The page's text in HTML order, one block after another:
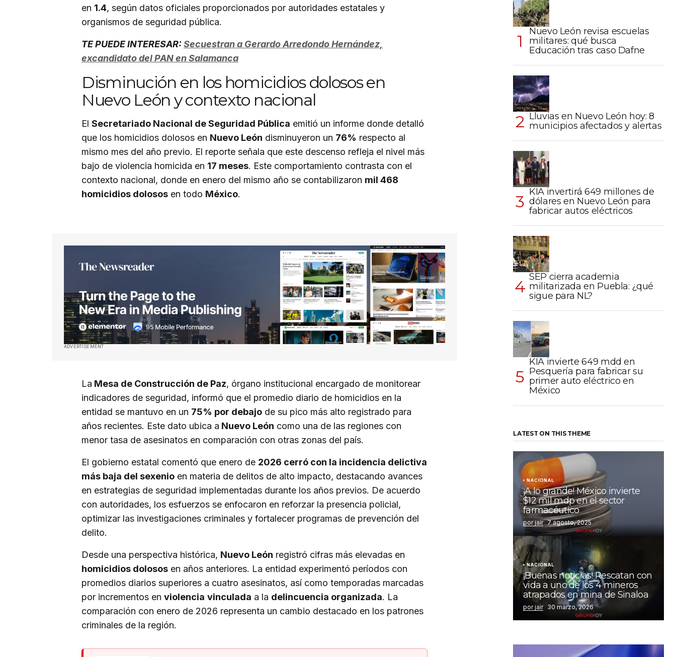
en 1.4, según datos oficiales proporcionados por autoridades estatales y
organismos de seguridad pública.
TE PUEDE INTERESAR:Secuestran a Gerardo Arredondo Hernández,
excandidato del PAN en Salamanca
Disminución en los homicidios dolosos en
Nuevo León y contexto nacional
El Secretariado Nacional de Seguridad Pública emitió un informe donde detalló
que los homicidios dolosos en Nuevo León disminuyeron un 76% respecto al
mismo mes del año previo. El reporte señala que este descenso refleja el nivel más
bajo de violencia homicida en 17 meses. Este comportamiento contrasta con el
contexto nacional, donde en enero del mismo año se contabilizaron mil 468
homicidios dolosos en todo México.
ADVERTISEMENT
La Mesa de Construcción de Paz, órgano institucional encargado de monitorear
indicadores de seguridad, informó que el promedio diario de homicidios en la
entidad se mantuvo en un 75% por debajo de su pico más alto registrado para
años recientes. Este dato ubica a Nuevo León como una de las regiones con
menor tasa de asesinatos en comparación con otras zonas del país.
El gobierno estatal comentó que enero de 2026 cerró con la incidencia delictiva
más baja del sexenio en materia de delitos de alto impacto, destacando avances
en estrategias de seguridad implementadas durante los años previos. De acuerdo
con autoridades, los esfuerzos se enfocaron en reforzar la presencia policial,
optimizar las investigaciones criminales y fortalecer programas de prevención del
delito.
Desde una perspectiva histórica, Nuevo León registró cifras más elevadas en
homicidios dolosos en años anteriores. La entidad experimentó períodos con
promedios diarios superiores a cuatro asesinatos, así como temporadas marcadas
por incrementos en violencia vinculada a la delincuencia organizada. La
comparación con enero de 2026 representa un cambio destacado en los patrones
criminales de la región.
Nuevo León revisa escuelas
militares: qué busca
Educación tras caso Dafne
Lluvias en Nuevo León hoy: 8
municipios afectados y alertas
KIA invertirá 649 millones de
dólares en Nuevo León para
fabricar autos eléctricos
SEP cierra academia
militarizada en Puebla: ¿qué
sigue para NL?
KIA invierte 649 mdd en
Pesquería para fabricar su
primer auto eléctrico en
México
LATEST ON THIS THEME
NACIONAL
¡A lo grande! México invierte
$12 mil mdp en el sector
farmacéutico
por jair 7 agosto, 2025
NACIONAL
¡Buenas noticias! Rescatan con
vida a uno de los 4 mineros
atrapados en mina de Sinaloa
por jair 30 marzo, 2026